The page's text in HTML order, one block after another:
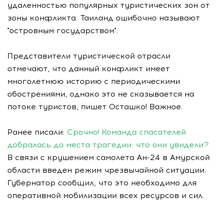
удаленностью популярных туристических зон от
зоны конфликта. Таиланд ошибочно называют
"островным государством".
Представители туристической отрасли
отмечают, что данный конфликт имеет
многолетнюю историю с периодическими
обострениями, однако это не сказывается на
потоке туристов, пишет Осташко! Важное.
Ранее писали: Срочно! Команда спасателей
добралась до места трагедии: что они увидели?
В связи с крушением самолета Ан-24 в Амурской
области введен режим чрезвычайной ситуации.
Губернатор сообщил, что это необходимо для
оперативной мобилизации всех ресурсов и сил.